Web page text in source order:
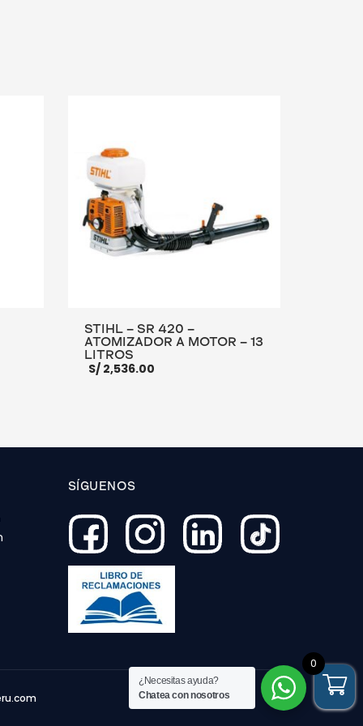
STIHL – SR 420 –
ATOMIZADOR A MOTOR – 13
LITROS
S/2,536.00
SÍGUENOS
¿Necesitas ayuda?
Chatea con nosotros
0